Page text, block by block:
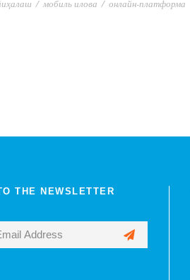
/ мобиль илова / онлайн-платформа
THE NEWSLETTER